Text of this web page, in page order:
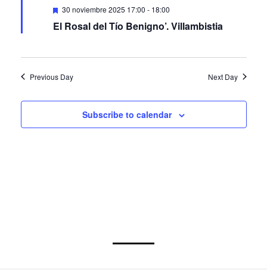
El Rosal del Tío Benigno’. Villambistia
Previous Day Next Day